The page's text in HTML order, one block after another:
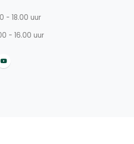
- 18.00 uur
- 16.00 uur